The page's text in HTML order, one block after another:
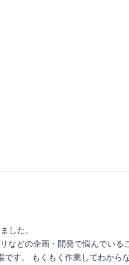
した。
どの企画・開発で悩んでいる
す。 もくもく作業してわから